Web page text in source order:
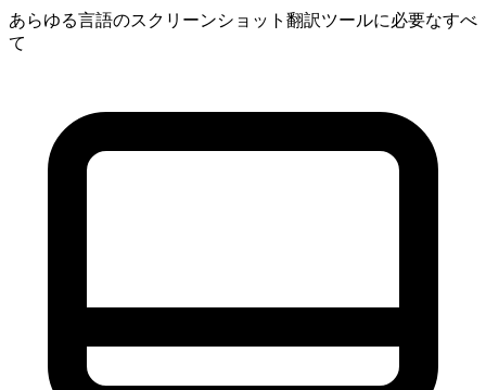
あらゆる言語のスクリーンショット翻訳ツールに必要なすべ
て